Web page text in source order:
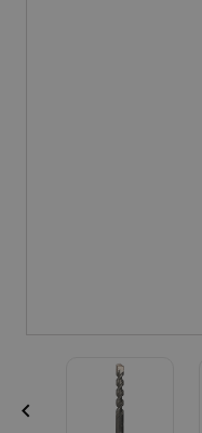
